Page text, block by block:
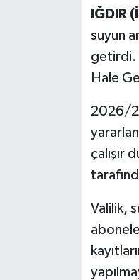
IĞDIR
suyun
getirdi.
Hale
2026/2
çalışır
Valilik,